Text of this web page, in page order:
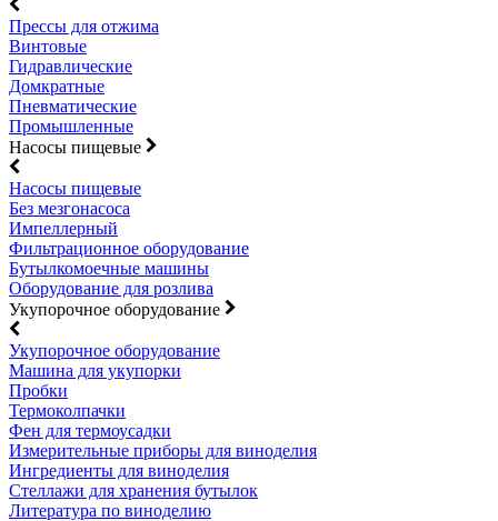
Прессы для отжима
Винтовые
Гидравлические
Домкратные
Пневматические
Промышленные
Насосы пищевые
Насосы пищевые
Без мезгонасоса
Импеллерный
Фильтрационное оборудование
Бутылкомоечные машины
Оборудование для розлива
Укупорочное оборудование
Укупорочное оборудование
Машина для укупорки
Пробки
Термоколпачки
Фен для термоусадки
Измерительные приборы для виноделия
Ингредиенты для виноделия
Стеллажи для хранения бутылок
Литература по виноделию